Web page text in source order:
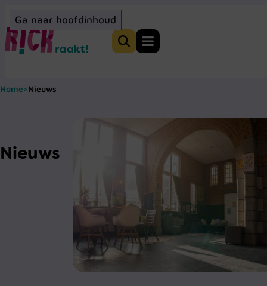
Ga naar hoofdinhoud
Home
Zoeken
Home>Nieuws
Nieuws